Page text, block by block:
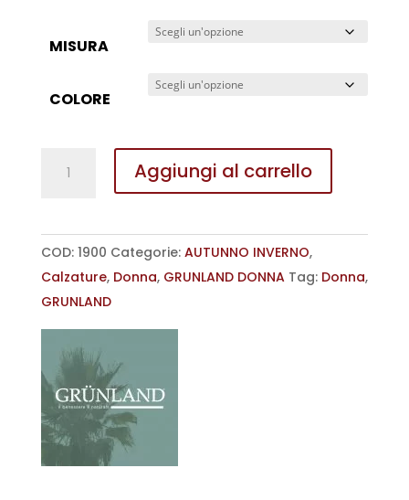
originale
€ 65,00.
attuale
€ 45,00.
MISURA
COLORE
CON
MODELLO
MOU
CHOT
GRUNLAND
DONNA
quantità
Aggiungi al carrello
COD: 1900 Categorie: AUTUNNO INVERNO,
Calzature, Donna, GRUNLAND DONNA Tag: Donna,
GRUNLAND